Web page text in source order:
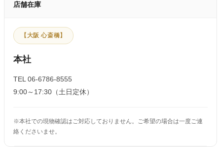
店舗在庫
【大阪 心斎橋】
本社
TEL 06-6786-8555
9:00～17:30（土日定休）
※本社での現物確認はご対応しておりません。ご希望の場合は一度ご連
絡くださいませ。